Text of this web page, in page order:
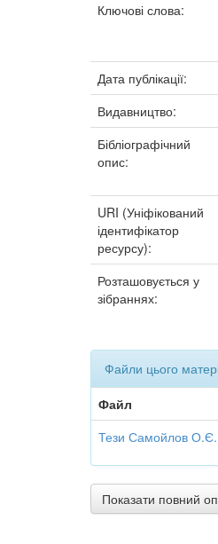
Ключові слова:
Дата публікації:
Видавництво:
Бібліографічний
опис:
URI (Уніфікований
ідентифікатор
ресурсу):
Розташовується у
зібраннях:
Файли цього
Файл
Тези Самойлов
Показати повний